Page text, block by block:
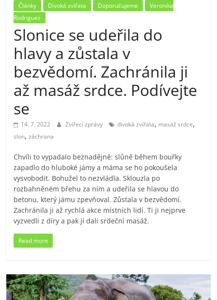
Články Divoká zvířata Doporučujeme
Veronika
Rodriguez
Slonice se udeřila do
hlavy a zůstala v
bezvědomí. Zachránila ji
až masáž srdce. Podívejte
se
14. 7. 2022 Zvířecí zprávy divoká zvířata, masáž srdce,
slon,záchrana
Chvíli to vypadalo beznadějně: slůně během bouřky
zapadlo do hluboké jámy a máma se ho pokoušela
vysvobodit. Bohužel to nezvládla. Sklouzla po
rozbahněném břehu za ním a udeřila se hlavou do
betonu, který jámu zpevňoval. Zůstala v bezvědomí.
Zachránila ji až rychlá akce místních lidí. Ti ji nejprve
vyzvedli z díry a pak jí dali srdeční masáž.
Read more